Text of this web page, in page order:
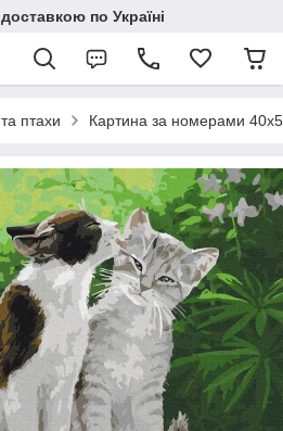
по Україні
птахи Картина за номерами